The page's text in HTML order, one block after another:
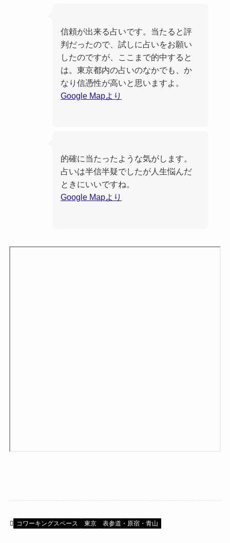
信頼が出来る占いです。当たると評
判だったので、試しに占いをお願い
したのですが、ここまで的中すると
は。東京都内の占いのなかでも、か
なり信憑性が高いと思いますよ。
Google Mapより
的確に当たったような気がします。
占いは半信半疑でしたが人生悩んだ
ときにいいですね。
Google Mapより
コワーキングスペース 東京 表参道・原宿・青山